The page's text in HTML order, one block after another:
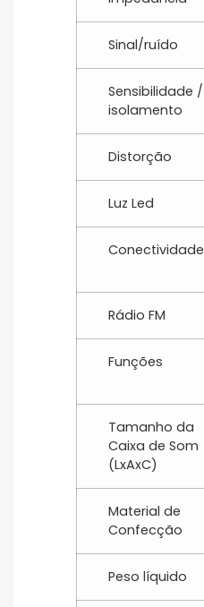
Sinal/ruído
Sensibilidade /
isolamento
Distorção
Luz Led
Conectividade
Rádio FM
Funções
Tamanho da
Caixa de Som
(LxAxC)
Material de
Confecção
Peso líquido